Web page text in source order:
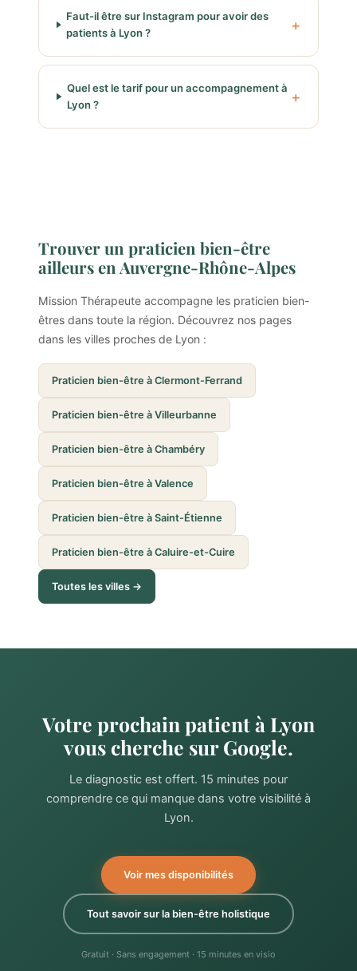
Faut-il être sur Instagram pour avoir des
patients à Lyon ?
Quel est le tarif pour un accompagnement à
Lyon ?
Trouver un praticien bien-être
ailleurs en Auvergne-Rhône-Alpes
Mission Thérapeute accompagne les praticien bien-
êtres dans toute la région. Découvrez nos pages
dans les villes proches de Lyon :
Praticien bien-être à Clermont-Ferrand
Praticien bien-être à Villeurbanne
Praticien bien-être à Chambéry
Praticien bien-être à Valence
Praticien bien-être à Saint-Étienne
Praticien bien-être à Caluire-et-Cuire
Toutes les villes →
Votre prochain patient à Lyon
vous cherche sur Google.
Le diagnostic est offert. 15 minutes pour
comprendre ce qui manque dans votre visibilité à
Lyon.
Voir mes disponibilités
Tout savoir sur la bien-être holistique
Gratuit · Sans engagement · 15 minutes en visio